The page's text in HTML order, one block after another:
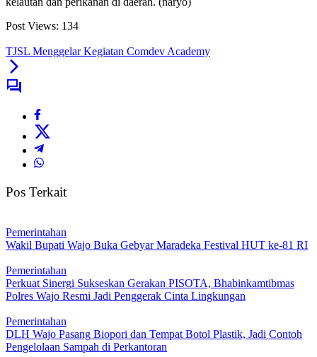
Post Views: 134
TJSL Menggelar Kegiatan Comdev Academy
Pos Terkait
Pemerintahan
Wakil Bupati Wajo Buka Gebyar Maradeka Festival HUT ke-81 RI
Pemerintahan
Perkuat Sinergi Sukseskan Gerakan PISOTA, Bhabinkamtibmas
Polres Wajo Resmi Jadi Penggerak Cinta Lingkungan
Pemerintahan
DLH Wajo Pasang Biopori dan Tempat Botol Plastik, Jadi Contoh
Pengelolaan Sampah di Perkantoran